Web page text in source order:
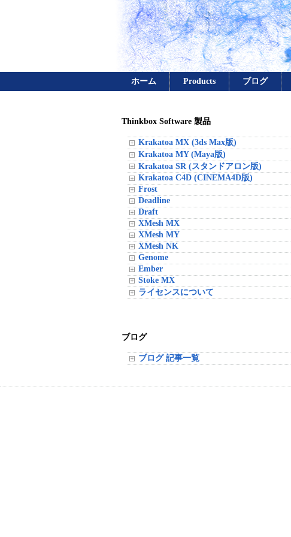
ホーム Products ブログ
Thinkbox Software 製品
Krakatoa MX (3ds Max版)
Krakatoa MY (Maya版)
Krakatoa SR (スタンドアロン版)
Krakatoa C4D (CINEMA4D版)
Frost
Deadline
Draft
XMesh MX
XMesh MY
XMesh NK
Genome
Ember
Stoke MX
ライセンスについて
ブログ
ブログ 記事一覧